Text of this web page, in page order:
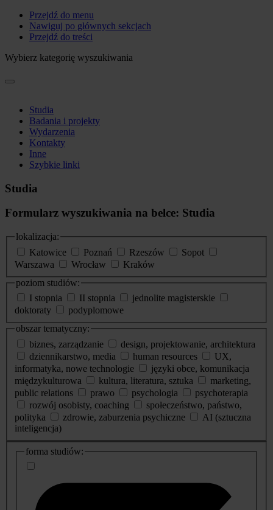
Przejdź do menu
Nawiguj po głównych sekcjach
Przejdź do treści
Wybierz kategorię wyszukiwania
Studia
Badania i projekty
Wydarzenia
Kontakty
Inne
Szybkie linki
Studia
Formularz wyszukiwania na belce: Studia
lokalizacja:
Katowice
Poznań Rzeszów
Sopot
Warszawa
Wrocław
Kraków
poziom studiów:
I stopnia
II stopnia
jednolite magisterskie
doktoraty
podyplomowe
obszar tematyczny:
biznes, zarządzanie
design, projektowanie, architektura
dziennikarstwo, media
human resources
UX,
informatyka, nowe technologie
języki obce, komunikacja
międzykulturowa
kultura, literatura, sztuka
marketing,
public relations
prawo psychologia
psychoterapia
rozwój osobisty, coaching
społeczeństwo, państwo,
polityka
zdrowie, zaburzenia psychiczne
AI (sztuczna
inteligencja)
dodatkowe
informacje
forma studiów: